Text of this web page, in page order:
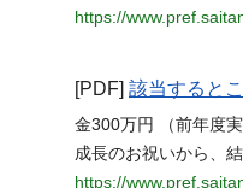
https://
[PDF] 該当すると
金300万円 （前年度
成長のお祝いから、
https://